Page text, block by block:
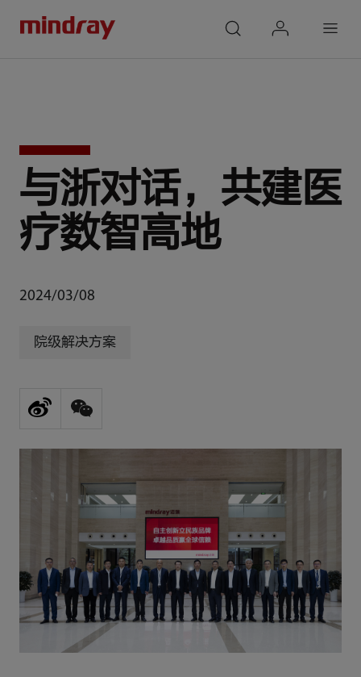
与浙对话，共建医
疗数智高地
2024/03/08
院级解决方案